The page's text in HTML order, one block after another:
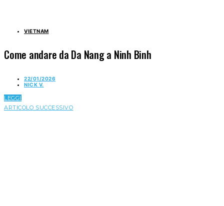
VIETNAM
Come andare da Da Nang a Ninh Binh
22/01/2026
NICK V.
LEGGI
ARTICOLO SUCCESSIVO